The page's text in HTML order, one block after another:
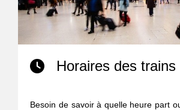
Horaires des trains
Besoin de savoir à quelle heure part